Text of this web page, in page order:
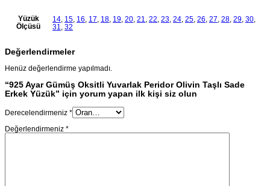
Yüzük
Ölçüsü
14 15 16 17 18 19 20 21 22 23 24 25 26 27 28 29 30
31
32
Değerlendirmeler
Henüz değerlendirme yapılmadı.
“925 Ayar Gümüş Oksitli Yuvarlak Peridor Olivin Taşlı Sade
Erkek Yüzük” için yorum yapan ilk kişi siz olun
Derecelendirmeniz *
Değerlendirmeniz *